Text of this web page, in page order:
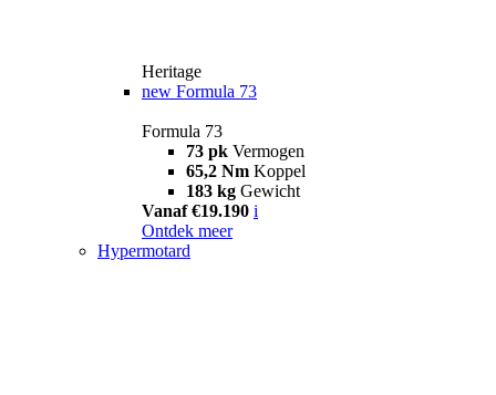
Heritage
new Formula 73
Formula 73
73 pk Vermogen
65,2 Nm Koppel
183 kg Gewicht
Vanaf €19.190 i
Ontdek meer
Hypermotard